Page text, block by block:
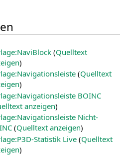
(Quelltext
)
(Quelltext
)
BOINC
anzeigen)
Nicht-
(Quelltext anzeigen)
Statistik Live (Quelltext
)